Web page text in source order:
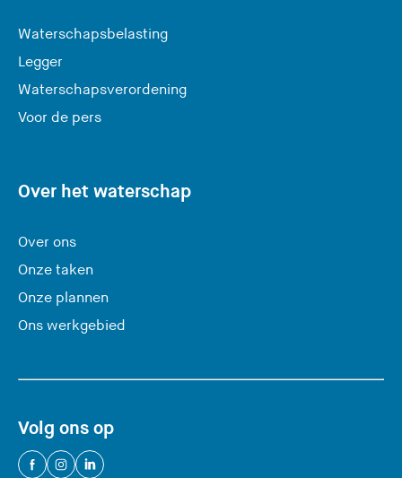
Waterschapsbelasting
Legger
Waterschapsverordening
Voor de pers
Over het waterschap
Over ons
Onze taken
Onze plannen
Ons werkgebied
Volg ons op
( ( (